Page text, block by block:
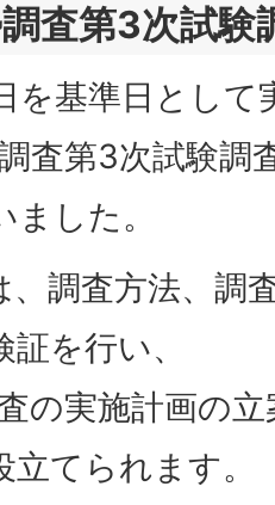
査第3次試験
を基準日として
査第3次試験調
した。
、調査方法、調
を行い、
の実施計画の
てられます。